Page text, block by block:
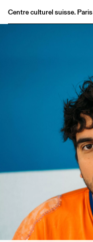
Centre culturel suisse. Paris